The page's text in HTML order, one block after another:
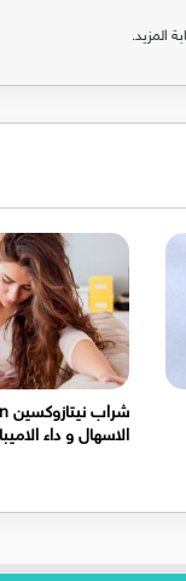
المزيد.
الاسهال و داء